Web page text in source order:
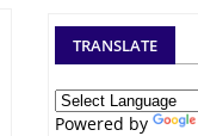
TRANSLATE
Powered by